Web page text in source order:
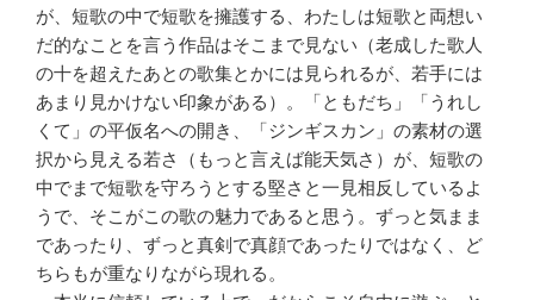
が、短歌の中で短歌を擁護する、わたしは短歌と両想い
だ的なことを言う作品はそこまで見ない（老成した歌人
の十を超えたあとの歌集とかには見られるが、若手には
あまり見かけない印象がある）。「ともだち」「うれし
くて」の平仮名への開き、「ジンギスカン」の素材の選
択から見える若さ（もっと言えば能天気さ）が、短歌の
中でまで短歌を守ろうとする堅さと一見相反しているよ
うで、そこがこの歌の魅力であると思う。ずっと気まま
であったり、ずっと真剣で真顔であったりではなく、ど
ちらもが重なりながら現れる。